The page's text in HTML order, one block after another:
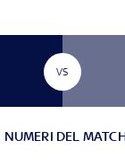
VS
NUMERI DEL